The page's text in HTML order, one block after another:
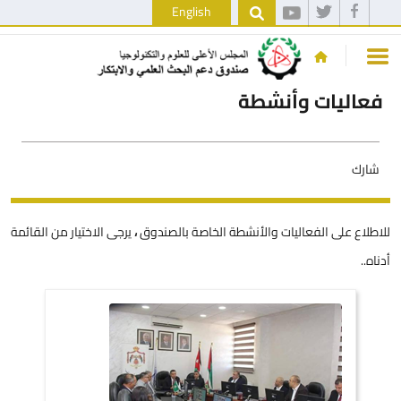
English
فعاليات وأنشطة
شارك
للاطلاع على الفعاليات والأنشطة الخاصة بالصندوق،يرجى الاختيار من القائمة
أدناه..